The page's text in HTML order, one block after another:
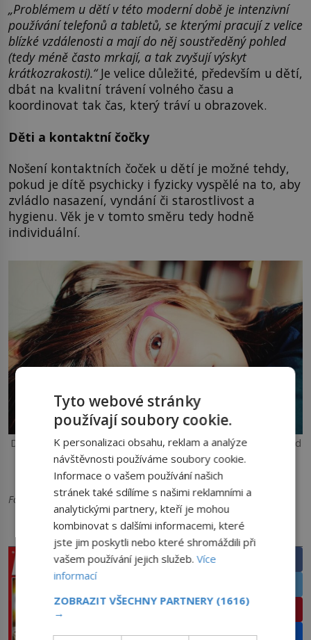
„Problémem u dětí v této moderní době je intenzivní
používání telefonů a tabletů, se kterými pracují z velice
blízké vzdálenosti a mají do něj soustředěný pohled
(tedy méně často mrkají, a tak zvyšují výskyt
krátkozrakosti).“Je velice důležité, především u dětí,
dbát na kvalitní trávení volného času a
koordinovat tak čas, který tráví u obrazovek.
Děti a kontaktní čočky
Nošení kontaktních čoček u dětí je možné tehdy,
pokud je dítě psychicky i fyzicky vyspělé na to, aby
zvládlo nasazení, vyndání či starostlivost a
hygienu. Věk je v tomto směru tedy hodně
individuální.
Důležitá je také spolupráce s rodiči. Jiná situace nastává, pokud
jde o terapeutické nošení kontaktních čoček, které aplikuje
oftalmolog při léčbě některých očních onemocnění i v nízkém
věku. Foto: Pixabay
Foto: Úvodní foto: TZ
PRÁVĚ V PRODEJI SDÍLEJTE ČLÁNEK
Facebook
Pinterest
Email
Tyto webové stránky
používají soubory cookie.
K personalizaci obsahu, reklam a analýze
návštěvnosti používáme soubory cookie.
Informace o vašem používání našich
stránek také sdílíme s našimi reklamními a
analytickými partnery, kteří je mohou
kombinovat s dalšími informacemi, které
jste jim poskytli nebo které shromáždili při
vašem používání jejich služeb.Více
informací
ZOBRAZIT VŠECHNY PARTNERY (1616)
→